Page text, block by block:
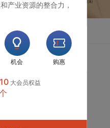
聊天
产业资源的整合力，
机会 购惠
10大会员权益